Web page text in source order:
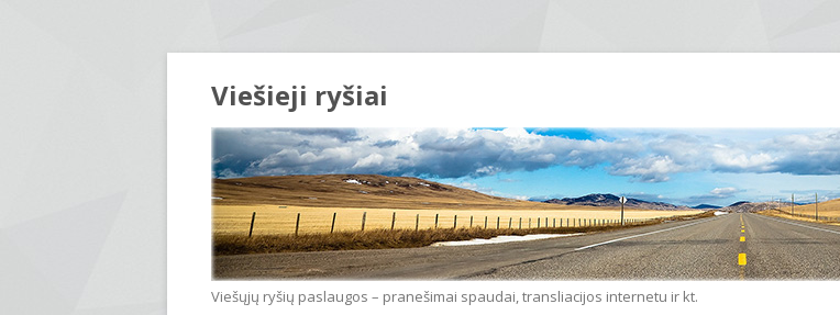
Viešieji ryšiai
Viešųjų ryšių paslaugos – pranešimai spaudai, transliacijos internetu ir kt.